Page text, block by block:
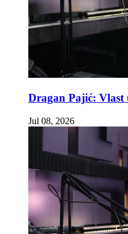
Dragan Pajić: Vlast
Jul 08, 2026